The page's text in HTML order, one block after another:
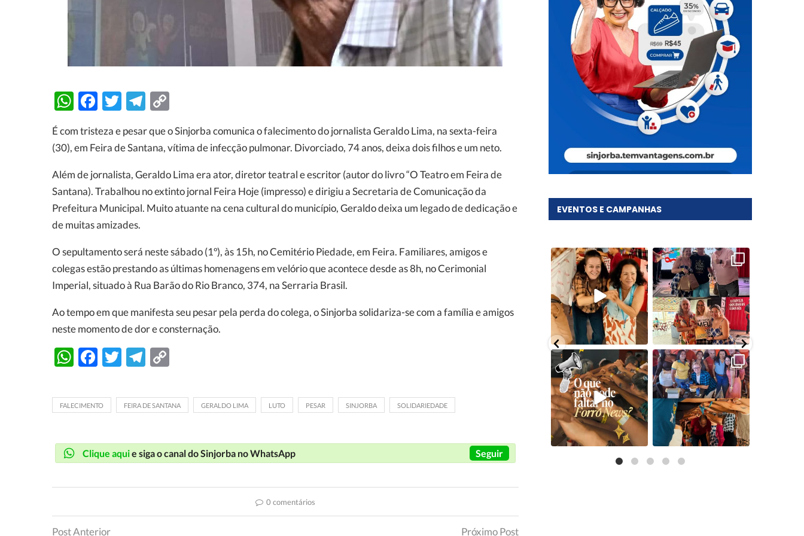
WhatsApp
Facebook
TwitterTelegram
É com tristeza e pesar que o Sinjorba comunica o falecimento do jornalista Geraldo Lima, na sexta-feira
(30), em Feira de Santana, vítima de infecção pulmonar. Divorciado, 74 anos, deixa dois filhos e um neto.
Além de jornalista, Geraldo Lima era ator, diretor teatral e escritor (autor do livro “O Teatro em Feira de
Santana). Trabalhou no extinto jornal Feira Hoje (impresso) e dirigiu a Secretaria de Comunicação da
Prefeitura Municipal. Muito atuante na cena cultural do município, Geraldo deixa um legado de dedicação e
de muitas amizades.
O sepultamento será neste sábado (1º), às 15h, no Cemitério Piedade, em Feira. Familiares, amigos e
colegas estão prestando as últimas homenagens em velório que acontece desde as 8h, no Cerimonial
Imperial, situado à Rua Barão do Rio Branco, 374, na Serraria Brasil.
Ao tempo em que manifesta seu pesar pela perda do colega, o Sinjorba solidariza-se com a família e amigos
neste momento de dor e consternação.
WhatsApp
Facebook
TwitterTelegram
FALECIMENTO FEIRA DE SANTANA GERALDO LIMA LUTO PESAR SINJORBA SOLIDARIEDADE
Clique aquie siga o canal do Sinjorba no WhatsApp Seguir
0 comentários
Post Anterior Próximo Post
EVENTOS E CAMPANHAS